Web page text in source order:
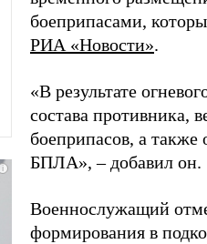
боеприпасами,
РИА «Новости».
«В результате
состава противника,
боеприпасов, а также
БПЛА», – добавил он.
Военнослужащий
формирования в